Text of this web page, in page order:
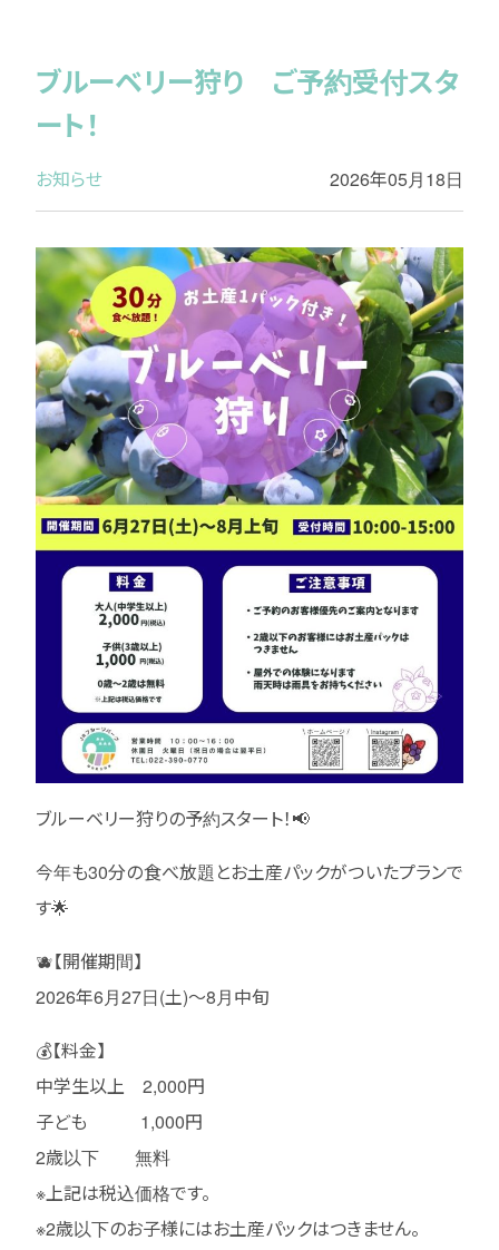
ブルーベリー狩り ご予約受付スタ
ート！
お知らせ 2026年05月18日
ブルーベリー狩りの予約スタート！📢
今年も30分の食べ放題とお土産パックがついたプランで
す🌟
🫐【開催期間】
2026年6月27日(土)～8月中旬
💰【料金】
中学生以上 2,000円
子ども 1,000円
2歳以下 無料
※上記は税込価格です。
※2歳以下のお子様にはお土産パックはつきません。